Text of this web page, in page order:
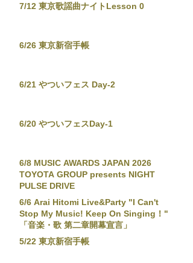
7/12 東京歌謡曲ナイトLesson 0
6/26 東京新宿手帳
6/21 やついフェス Day-2
6/20 やついフェスDay-1
6/8 MUSIC AWARDS JAPAN 2026
TOYOTA GROUP presents NIGHT
PULSE DRIVE
6/6 Arai Hitomi Live&Party "I Can't
Stop My Music! Keep On Singing！"
「音楽・歌 第二章開幕宣言」
5/22 東京新宿手帳